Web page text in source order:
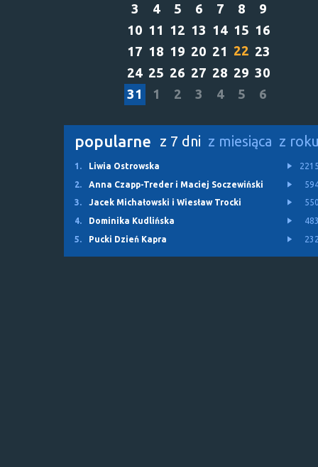
3
4 5 6 7 8
9
10 11 12 13 14 15 16
17 18 19 20 21 22 23
24 25 26 27 28 29 30
31
1 2 3 4 5 6
popularne z 7 dni z miesiąca z
1. Liwia Ostrowska
2.
Anna Czapp-Treder i Maciej Soczewiński
3.
Jacek Michałowski i Wiesław Trocki
4.
Dominika Kudlińska
5.
Pucki Dzień Kapra